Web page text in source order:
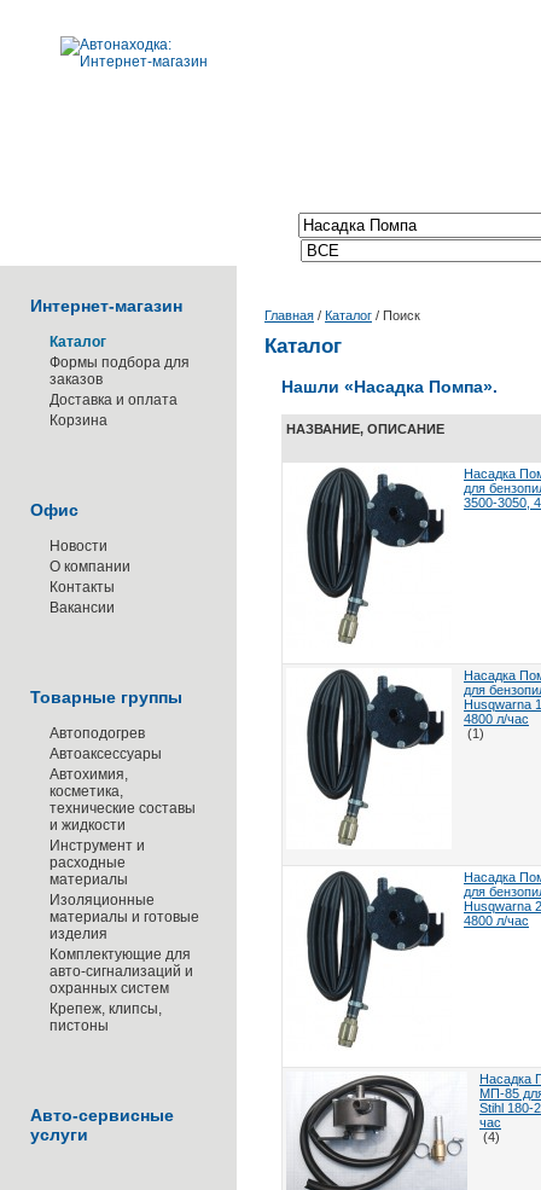
Интернет-магазин
Каталог
Формы подбора для
заказов
Доставка и оплата
Корзина
Офис
Новости
О компании
Контакты
Вакансии
Товарные группы
Автоподогрев
Автоаксессуары
Автохимия,
косметика,
технические составы
и жидкости
Инструмент и
расходные
материалы
Изоляционные
материалы и готовые
изделия
Комплектующие для
авто-сигнализаций и
охранных систем
Крепеж, клипсы,
пистоны
Авто-сервисные
услуги
Главная / Каталог / Поиск
Каталог
Нашли «Насадка Помпа».
НАЗВАНИЕ, ОПИСАНИЕ
Насадка
для
3500-3050,
Насадка
для
Husqwarna
4800 л/час
(1)
Насадка
для
Husqwarna
4800 л/час
Насадка
МП-85
Stihl 180-
час
(4)